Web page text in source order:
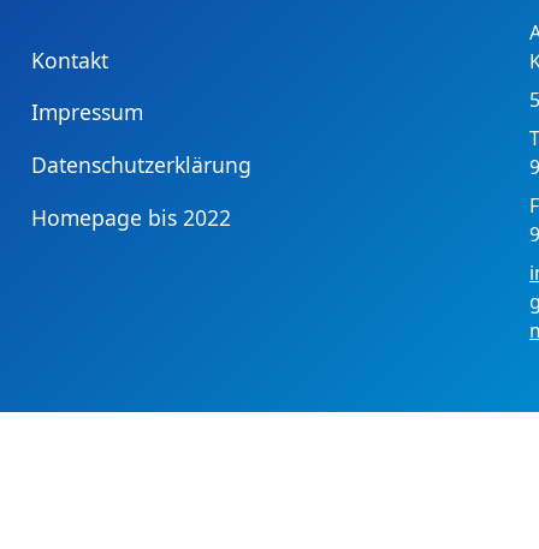
Kontakt
Impressum
Datenschutzerklärung
Homepage bis 2022